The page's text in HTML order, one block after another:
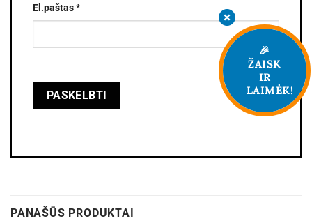
El.paštas*
PANAŠŪS PRODUKTAI
🎉
ŽAISK
IR
LAIMĖK!